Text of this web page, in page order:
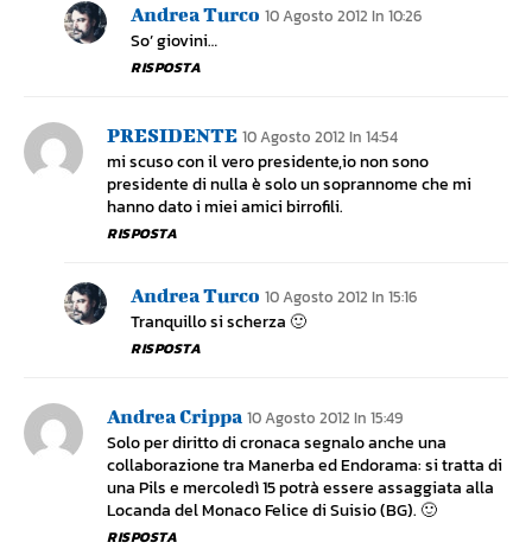
Andrea Turco 10 Agosto 2012 In 10:26
So’ giovini…
RISPOSTA
PRESIDENTE 10 Agosto 2012 In 14:54
mi scuso con il vero presidente,io non sono
presidente di nulla è solo un soprannome che mi
hanno dato i miei amici birrofili.
RISPOSTA
Andrea Turco 10 Agosto 2012 In 15:16
Tranquillo si scherza 🙂
RISPOSTA
Andrea Crippa 10 Agosto 2012 In 15:49
Solo per diritto di cronaca segnalo anche una
collaborazione tra Manerba ed Endorama: si tratta di
una Pils e mercoledì 15 potrà essere assaggiata alla
Locanda del Monaco Felice di Suisio (BG). 🙂
RISPOSTA